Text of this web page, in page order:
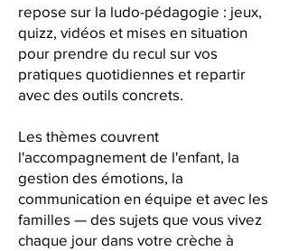
repose sur la ludo-pédagogie : jeux,
quizz, vidéos et mises en situation
pour prendre du recul sur vos
pratiques quotidiennes et repartir
avec des outils concrets.
Les thèmes couvrent
l'accompagnement de l'enfant, la
gestion des émotions, la
communication en équipe et avec les
familles — des sujets que vous vivez
chaque jour dans votre crèche à